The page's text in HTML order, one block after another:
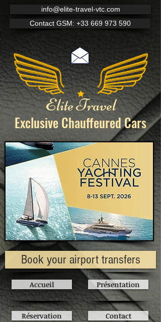
info@elite-travel-vtc.com
Contact GSM: +33 669 973 590
Elite Travel
Exclusive ChauffeuredCars
Book your airport transfers
Accueil
Réservation
Présentation
Contact